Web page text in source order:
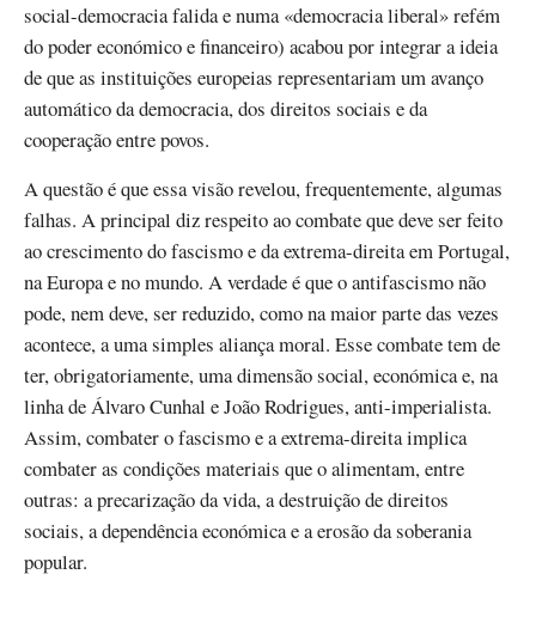
social-democracia falida e numa «democracia liberal» refém
do poder económico e financeiro) acabou por integrar a ideia
de que as instituições europeias representariam um avanço
automático da democracia, dos direitos sociais e da
cooperação entre povos.
A questão é que essa visão revelou, frequentemente, algumas
falhas. A principal diz respeito ao combate que deve ser feito
ao crescimento do fascismo e da extrema-direita em Portugal,
na Europa e no mundo. A verdade é que o antifascismo não
pode, nem deve, ser reduzido, como na maior parte das vezes
acontece, a uma simples aliança moral. Esse combate tem de
ter, obrigatoriamente, uma dimensão social, económica e, na
linha de Álvaro Cunhal e João Rodrigues, anti-imperialista.
Assim, combater o fascismo e a extrema-direita implica
combater as condições materiais que o alimentam, entre
outras: a precarização da vida, a destruição de direitos
sociais, a dependência económica e a erosão da soberania
popular.